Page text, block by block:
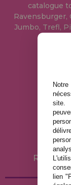
catalogue
Ravensburger,
Jumbo, Trefl,
site.
lien